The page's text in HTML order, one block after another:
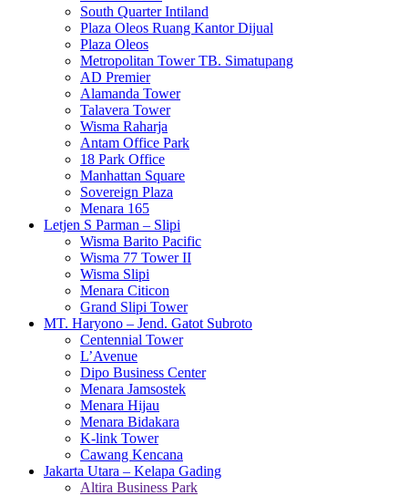
South Quarter Intiland
Plaza Oleos Ruang Kantor Dijual
Plaza Oleos
Metropolitan Tower TB. Simatupang
AD Premier
Alamanda Tower
Talavera Tower
Wisma Raharja
Antam Office Park
18 Park Office
Manhattan Square
Sovereign Plaza
Menara 165
Letjen S Parman – Slipi
Wisma Barito Pacific
Wisma 77 Tower II
Wisma Slipi
Menara Citicon
Grand Slipi Tower
MT. Haryono – Jend. Gatot Subroto
Centennial Tower
L’Avenue
Dipo Business Center
Menara Jamsostek
Menara Hijau
Menara Bidakara
K-link Tower
Cawang Kencana
Jakarta Utara – Kelapa Gading
Altira Business Park